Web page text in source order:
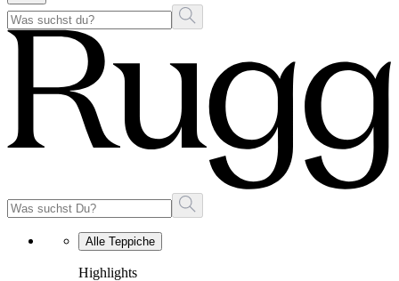
Alle Teppiche
Highlights